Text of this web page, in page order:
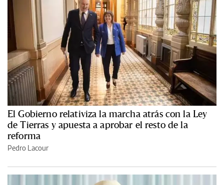
El Gobierno relativiza la marcha atrás con la Ley
de Tierras y apuesta a aprobar el resto de la
reforma
Pedro Lacour